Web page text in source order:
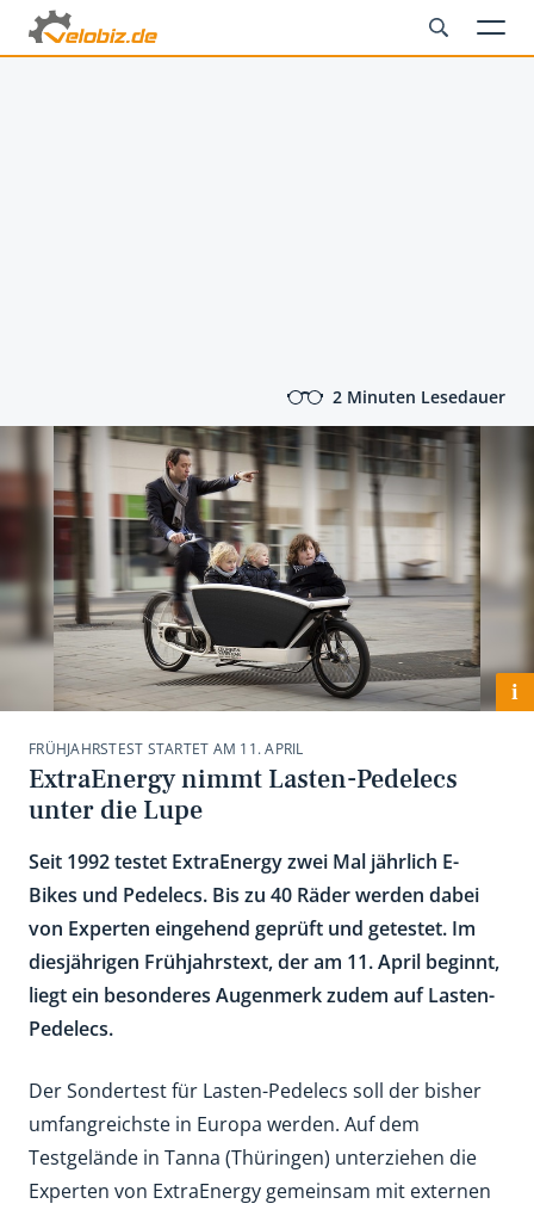
2 Minuten Lesedauer
i
FRÜHJAHRSTEST STARTET AM 11. APRIL
ExtraEnergy nimmt Lasten-Pedelecs
unter die Lupe
Seit 1992 testet ExtraEnergy zwei Mal jährlich E-
Bikes und Pedelecs. Bis zu 40 Räder werden dabei
von Experten eingehend geprüft und getestet. Im
diesjährigen Frühjahrstext, der am 11. April beginnt,
liegt ein besonderes Augenmerk zudem auf Lasten-
Pedelecs.
Der Sondertest für Lasten-Pedelecs soll der bisher
umfangreichste in Europa werden. Auf dem
Testgelände in Tanna (Thüringen) unterziehen die
Experten von ExtraEnergy gemeinsam mit externen